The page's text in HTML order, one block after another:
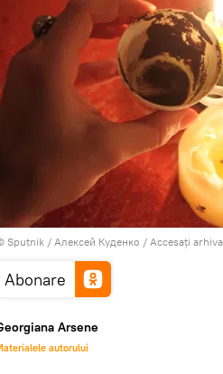
Sputnik / Алексей Куденко / Accesați
Abonare
Arsene
autorului